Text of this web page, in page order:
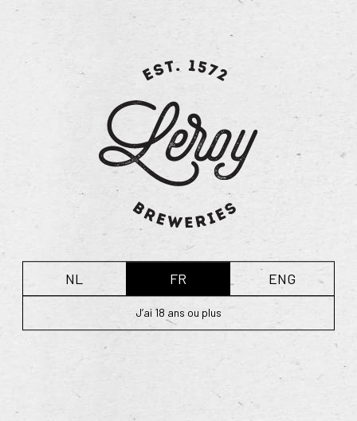
sous le nom « wel dry hopping » ou houblonnage à sec.
plus d’arôme et d’amertume à la bière, il procure une
véritable saveur houblonnée florale pendant l’étape de
La Hommel Dry Hopped a le même caractère que la
version classique. Toutefois, le houblonnage à sec lui
donne un goût houblonné unique qu’il est uniquement
possible d’obtenir avec le houblon de Poperinge. La
touche supplémentaire d’herbe verte et de fleurs de
printemps apporte un autre équilibre entre les différents
goûts de cette bière, résultant en une amertume plus
marquée.
Spécificités techniques :
Volume d’alcool : 7,5 %
Degrés Plato : 16°
Fermentation : bière de fermentation haute
NL FR ENG
J’ai 18 ans ou plus